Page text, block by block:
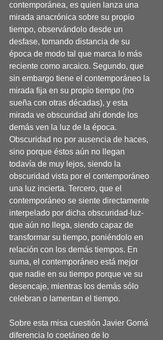
contemporánea, es quien lanza una
mirada anacrónica sobre su propio
tiempo, observándolo desde un
desfase, tomando distancia de su
época de modo tal que marca lo más
reciente como arcaico. Segundo, que
sin embargo tiene el contemporáneo la
mirada fija en su propio tiempo (no
sueña con otras décadas), y esta
mirada ve obscuridad ahí donde los
demás ven la luz de la época.
Obscuridad no por ausencia de haces,
sino porque éstos aún no llegan
todavía de muy lejos, siendo la
obscuridad vista por el contemporáneo
una luz incierta. Tercero, que el
contemporáneo se siente directamente
interpelado por dicha obscuridad-luz-
que aún no llega, siendo capaz de
transformar su tiempo, poniéndolo en
relación con los demás tiempos. En
suma, el contemporáneo está mejor
que nadie en su tiempo porque ve su
desencaje, mientras los demás sólo
celebran o lamentan el tiempo.
Sobre esta misa cuestión Javier Gomá
diferencia lo coetáneo de lo